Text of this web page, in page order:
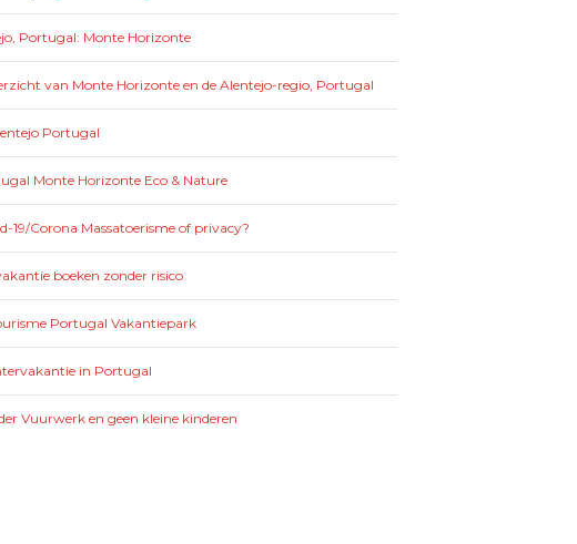
Portugal: Monte Horizonte
van Monte Horizonte en de Alentejo-regio, Portugal
Portugal
Monte Horizonte Eco & Nature
19/Corona Massatoerisme of privacy?
boeken zonder risico
Portugal Vakantiepark
in Portugal
Vuurwerk en geen kleine kinderen